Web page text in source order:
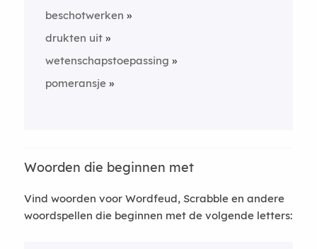
beschotwerken
drukten uit
wetenschapstoepassing
pomeransje
Woorden die beginnen met
Vind woorden voor Wordfeud, Scrabble en andere
woordspellen die beginnen met de volgende letters: